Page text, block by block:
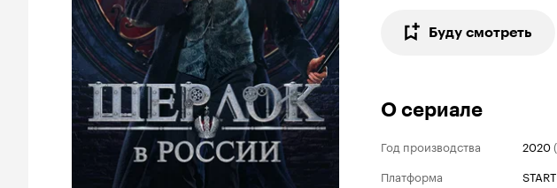
Буду смотреть
О сериале
Год производства 2020(
Платформа
START